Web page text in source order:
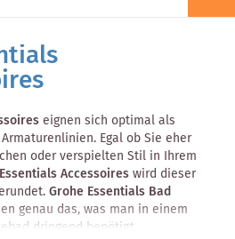
eignen sich optimal als
Egal ob Sie eher
oder verspielten Stil in Ihrem
Accessoireswird dieser
Grohe Essentials Bad
genau das, was man in einem
dringend benötigt.